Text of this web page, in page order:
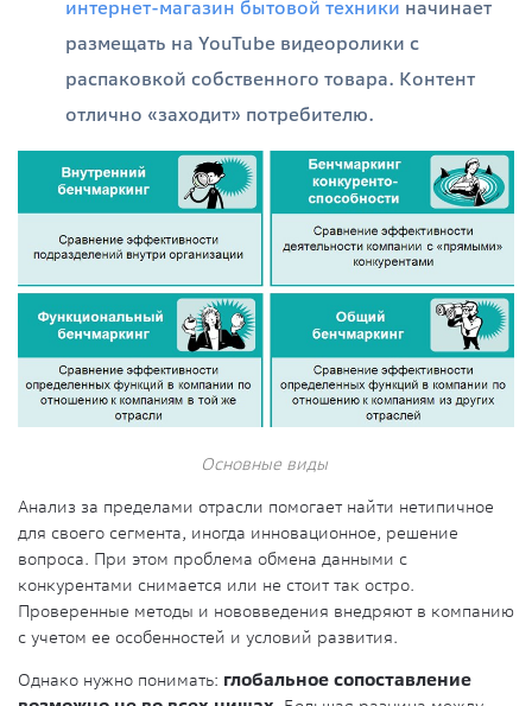
интернет-магазин бытовой техники начинает
размещать на YouTube видеоролики с
распаковкой собственного товара. Контент
отлично «заходит» потребителю.
Основные виды
Анализ за пределами отрасли помогает найти нетипичное
для своего сегмента, иногда инновационное, решение
вопроса. При этом проблема обмена данными с
конкурентами снимается или не стоит так остро.
Проверенные методы и нововведения внедряют в компанию
с учетом ее особенностей и условий развития.
Однако нужно понимать: глобальное сопоставление